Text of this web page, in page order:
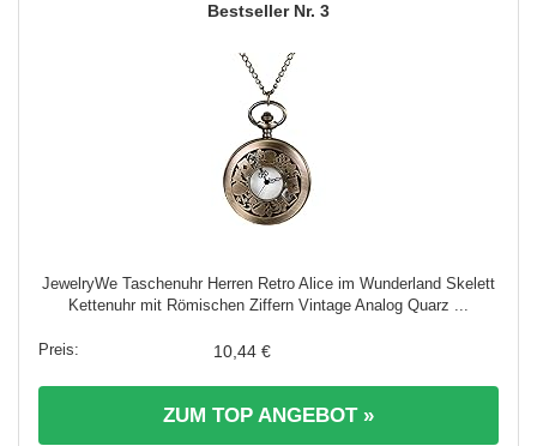
3
JewelryWe Taschenuhr Herren Retro Alice im Wunderland Skelett
Kettenuhr mit Römischen Ziffern Vintage Analog Quarz ...
10,44 €
ZUM TOP ANGEBOT »